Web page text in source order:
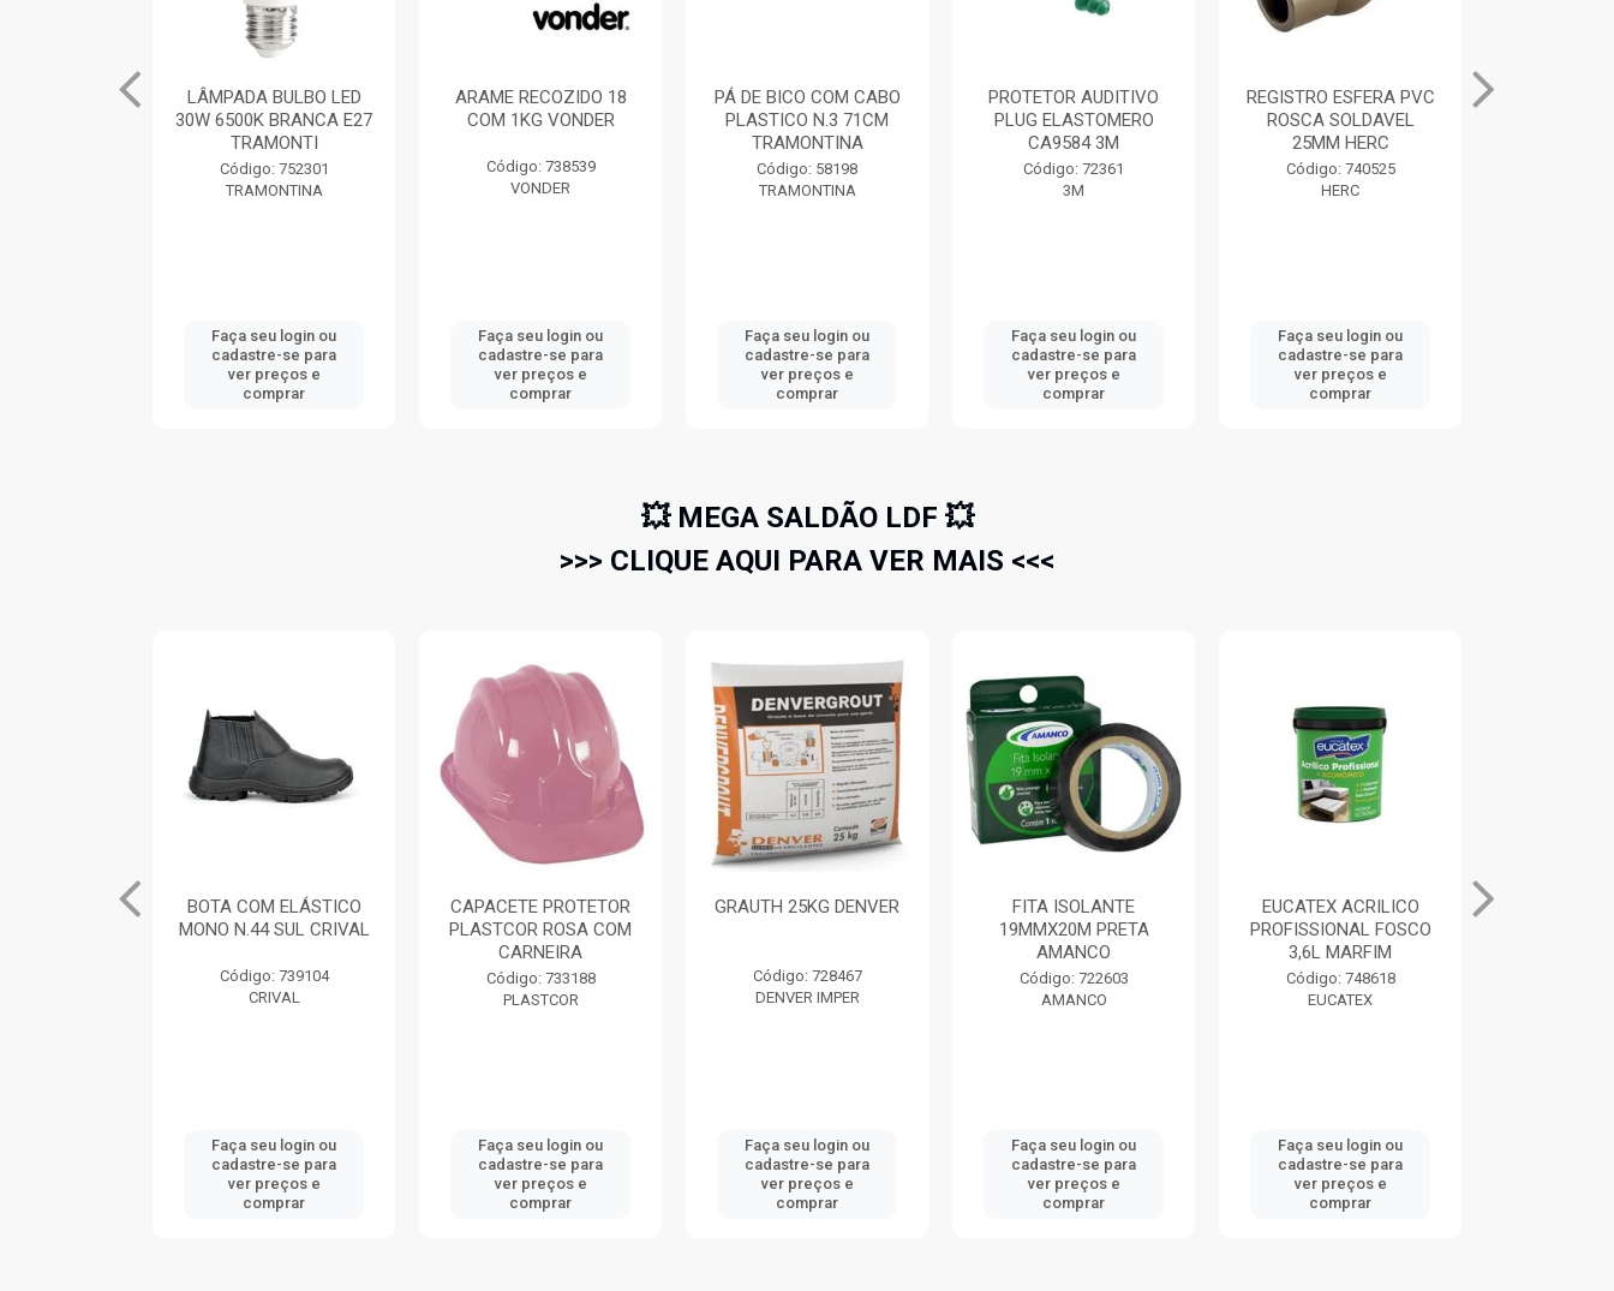
LÂMPADA BULBO LED
30W 6500K BRANCA E27
TRAMONTI
Código: 752301
TRAMONTINA
Faça seu login ou
cadastre-se para
ver preços e
comprar
ARAME RECOZIDO 18
COM 1KG VONDER
Código: 738539
VONDER
Faça seu login ou
cadastre-se para
ver preços e
comprar
PÁ DE BICO COM CABO
PLASTICO N.3 71CM
TRAMONTINA
Código: 58198
TRAMONTINA
Faça seu login ou
cadastre-se para
ver preços e
comprar
PROTETOR AUDITIVO
PLUG ELASTOMERO
CA9584 3M
Código: 72361
3M
Faça seu login ou
cadastre-se para
ver preços e
comprar
REGISTRO ESFERA PVC
ROSCA SOLDAVEL
25MM HERC
Código: 740525
HERC
Faça seu login ou
cadastre-se para
ver preços e
comprar
💥 MEGA SALDÃO LDF 💥
>>> CLIQUE AQUI PARA VER MAIS <<<
BOTA COM ELÁSTICO
MONO N.44 SUL CRIVAL
Código: 739104
CRIVAL
Faça seu login ou
cadastre-se para
ver preços e
comprar
CAPACETE PROTETOR
PLASTCOR ROSA COM
CARNEIRA
Código: 733188
PLASTCOR
Faça seu login ou
cadastre-se para
ver preços e
comprar
GRAUTH 25KG DENVER
Código: 728467
DENVER IMPER
Faça seu login ou
cadastre-se para
ver preços e
comprar
FITA ISOLANTE
19MMX20M PRETA
AMANCO
Código: 722603
AMANCO
Faça seu login ou
cadastre-se para
ver preços e
comprar
EUCATEX ACRILICO
PROFISSIONAL FOSCO
3,6L MARFIM
Código: 748618
EUCATEX
Faça seu login ou
cadastre-se para
ver preços e
comprar